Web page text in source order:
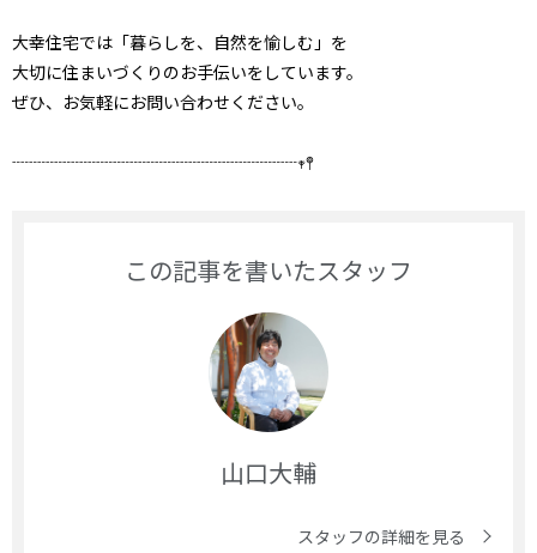
大幸住宅では「暮らしを、自然を愉しむ」を
大切に住まいづくりのお手伝いをしています。
ぜひ、お気軽にお問い合わせください。
┈┈┈┈┈┈┈┈┈┈┈┈┈┈┈┈┈𖥧𖤣
この記事を書いたスタッフ
山口大輔
スタッフの詳細を見る